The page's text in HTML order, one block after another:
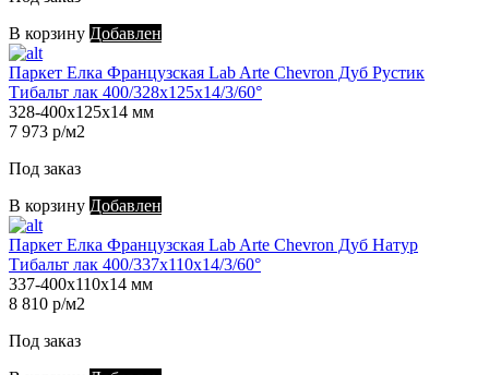
В корзину Добавлен
Паркет Елка Французская Lab Arte Chevron Дуб Рустик
Тибальт лак 400/328х125х14/3/60°
328-400х125х14 мм
7 973 р/м2
Под заказ
В корзину Добавлен
Паркет Елка Французская Lab Arte Chevron Дуб Натур
Тибальт лак 400/337х110х14/3/60°
337-400х110х14 мм
8 810 р/м2
Под заказ